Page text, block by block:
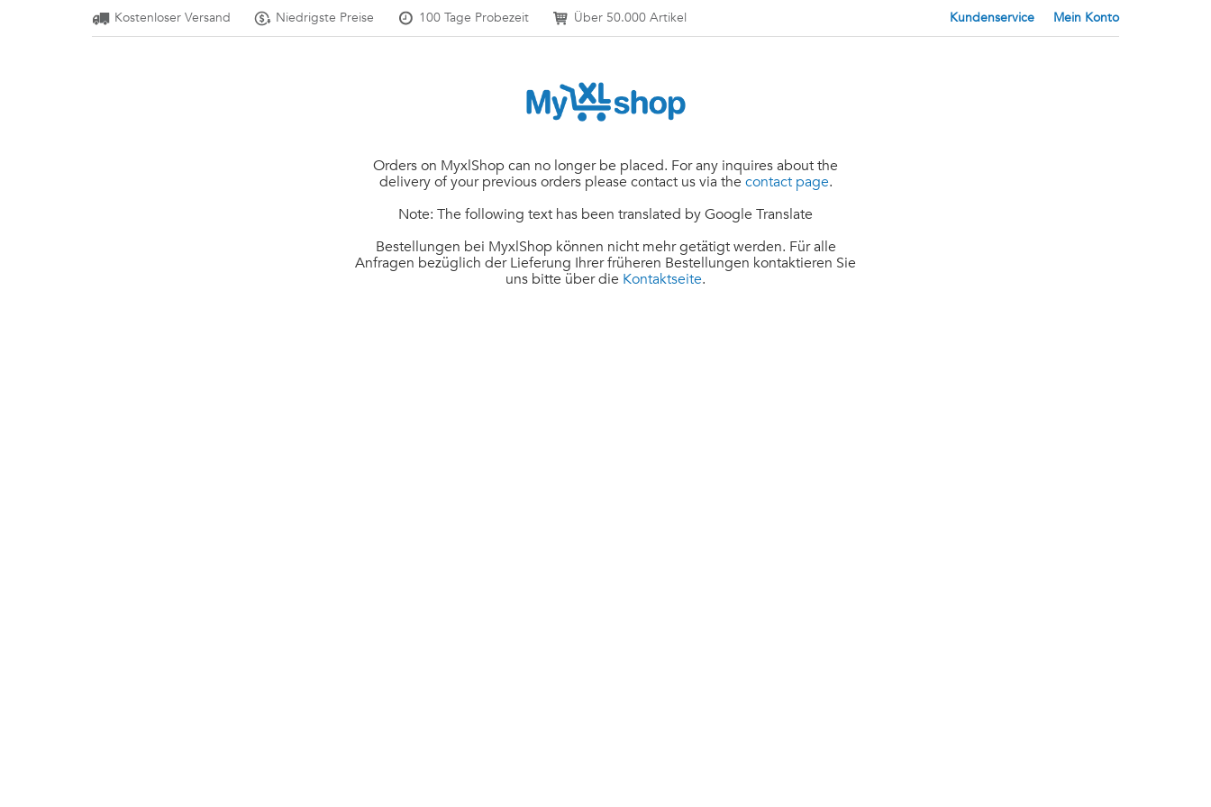
Kostenloser Versand Niedrigste Preise 100 Tage Probezeit Über 50.000 Artikel Kundenservice Mein Konto
Orders on MyxlShop can no longer be placed. For any inquires about the
delivery of your previous orders please contact us via the contact page.
Note: The following text has been translated by Google Translate
Bestellungen bei MyxlShop können nicht mehr getätigt werden. Für alle
Anfragen bezüglich der Lieferung Ihrer früheren Bestellungen kontaktieren Sie
uns bitte über die Kontaktseite.